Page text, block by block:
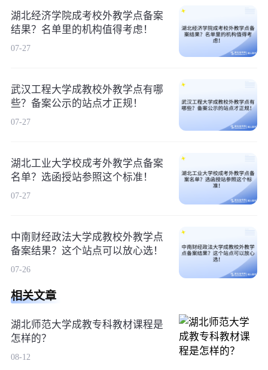
湖北经济学院成考校外教学点备案
结果？名单里的机构值得考虑！
07-27
武汉工程大学成教校外教学点有哪
些？备案公示的站点才正规！
07-27
湖北工业大学校成考外教学点备案
名单？选函授站参照这个标准！
07-27
中南财经政法大学成教校外教学点
备案结果？这个站点可以放心选！
07-26
相关文章
湖北师范大学成教专科教材课程是
怎样的？
08-12